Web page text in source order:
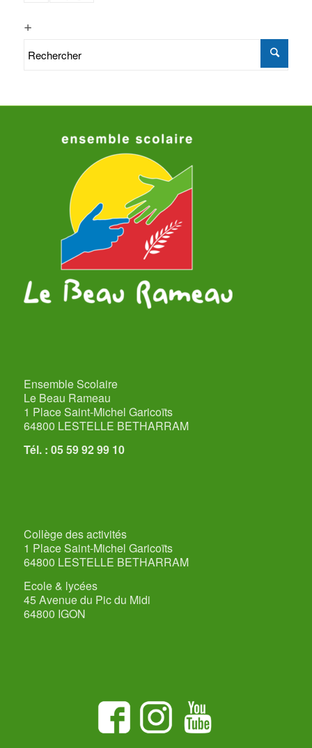
+
Ensemble Scolaire
Le Beau Rameau
1 Place Saint-Michel Garicoïts
64800 LESTELLE BETHARRAM
Tél. : 05 59 92 99 10
Collège des activités
1 Place Saint-Michel Garicoïts
64800 LESTELLE BETHARRAM
Ecole & lycées
45 Avenue du Pic du Midi
64800 IGON